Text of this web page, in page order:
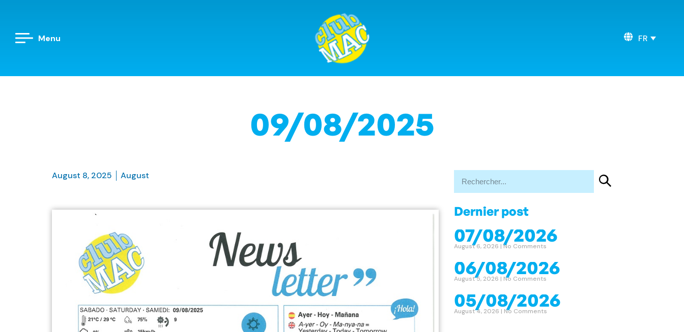
Menu FR
09/08/2025
August 8, 2025 August
Dernier post
07/08/2026
August 6, 2026 No Comments
06/08/2026
August 5, 2026 No Comments
05/08/2026
August 4, 2026 No Comments